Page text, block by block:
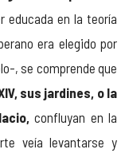
educada en la teoría
era elegido por
, se comprende que
sus jardines, o la
confluyan en la
veía levantarse y